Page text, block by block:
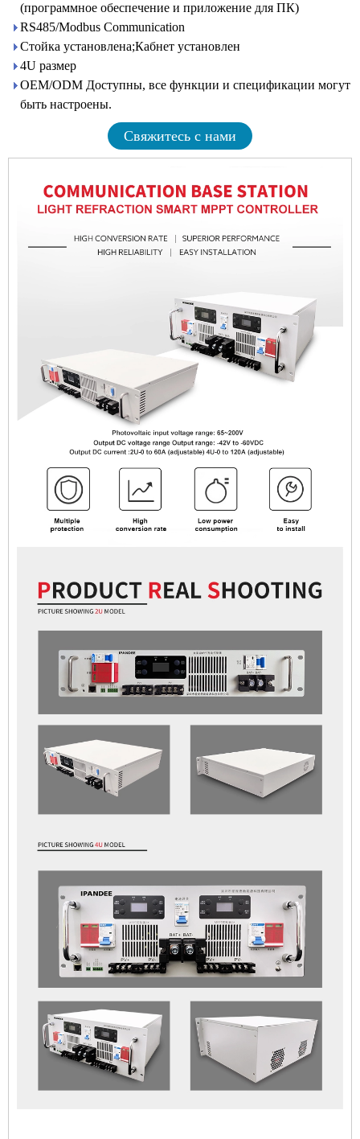
(программное обеспечение и приложение для ПК)
RS485/Modbus Communication
Стойка установлена;Кабнет установлен
4U размер
OEM/ODM Доступны, все функции и спецификации могут
быть настроены.
Свяжитесь с нами